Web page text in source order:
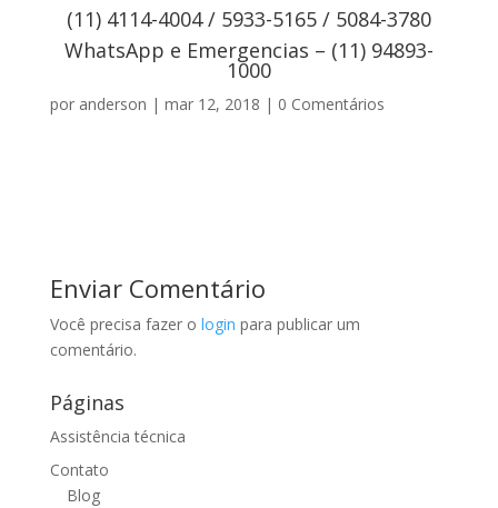
(11) 4114-4004 / 5933-5165 / 5084-3780
WhatsApp e Emergencias – (11) 94893-
1000
por anderson | mar 12, 2018 | 0 Comentários
Enviar Comentário
Você precisa fazer o login para publicar um
comentário.
Páginas
Assistência técnica
Contato
Blog